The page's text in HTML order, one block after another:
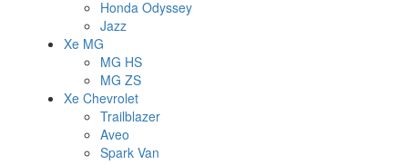
Honda Odyssey
Jazz
Xe MG
MG HS
MG ZS
Xe Chevrolet
Trailblazer
Aveo
Spark Van